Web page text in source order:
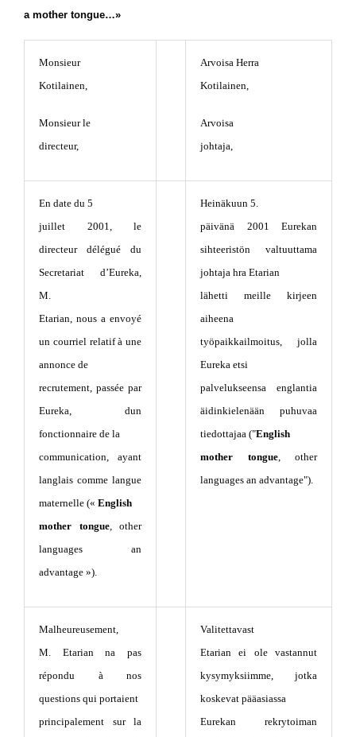
a mother tongue…»
Monsieur
Kotilainen,
Monsieur le
directeur,
Arvoisa Herra
Kotilainen,
Arvoisa
johtaja,
En date du 5
juillet 2001, le
directeur délégué du
Secretariat d’Eureka,
M.
Etarian, nous a envoyé
un courriel relatif à une
annonce de
recrutement, passée par
Eureka, dun
fonctionnaire de la
communication, ayant
langlais comme langue
maternelle (« English
mother tongue, other
languages an
advantage »).
Heinäkuun 5.
päivänä 2001 Eurekan
sihteeristön valtuuttama
johtaja hra Etarian
lähetti meille kirjeen
aiheena
työpaikkailmoitus, jolla
Eureka etsi
palvelukseensa englantia
äidinkielenään puhuvaa
tiedottajaa ("English
mother tongue, other
languages an advantage").
Malheureusement,
M. Etarian na pas
répondu à nos
questions qui portaient
principalement sur la
Valitettavast
Etarian ei ole vastannut
kysymyksiimme, jotka
koskevat pääasiassa
Eurekan rekrytoiman